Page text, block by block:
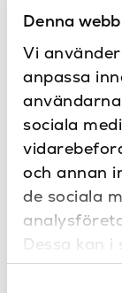
Denna
Vi
anpassa
sociala
och annan
de sociala
Dessa kan
Rivoli
fyra olika
man ska kunna
Specifikationer
Diameter (mm)